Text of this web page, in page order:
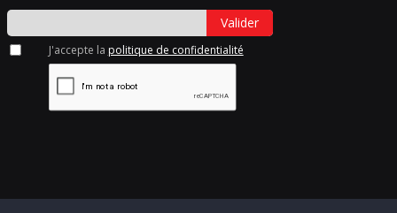
Valider
J'accepte la politique de confidentialité